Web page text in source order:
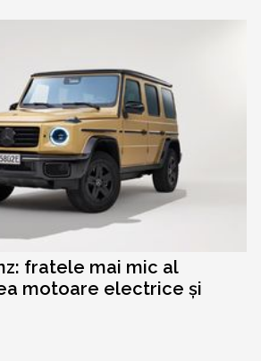
fratele mai mic al
motoare electrice și